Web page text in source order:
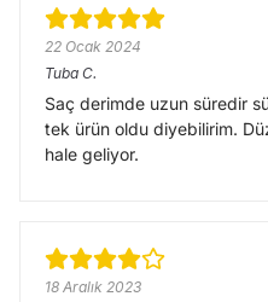
22 Ocak 2024
Tuba C.
Saç derimde uzun süredir
tek ürün oldu diyebilirim.
hale geliyor.
18 Aralık 2023